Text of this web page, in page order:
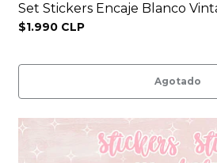
Set Stickers Encaje Blanco
$1.990 CLP
Agotado